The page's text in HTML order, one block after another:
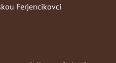
Ferjencikovci